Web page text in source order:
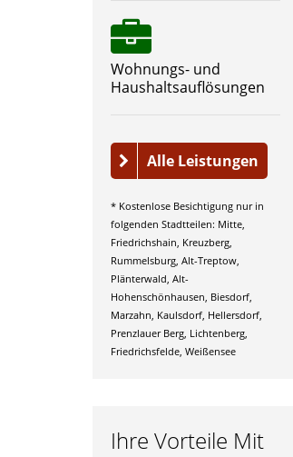
Wohnungs- und
Haushaltsauflösungen
Alle Leistungen
* Kostenlose Besichtigung nur in
folgenden Stadtteilen: Mitte,
Friedrichshain, Kreuzberg,
Rummelsburg, Alt-Treptow,
Plänterwald, Alt-
Hohenschönhausen, Biesdorf,
Marzahn, Kaulsdorf, Hellersdorf,
Prenzlauer Berg, Lichtenberg,
Friedrichsfelde, Weißensee
Ihre Vorteile Mit